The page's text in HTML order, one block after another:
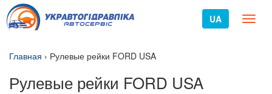
UA
Главная › Рулевые рейки FORD USA
Рулевые рейки FORD USA